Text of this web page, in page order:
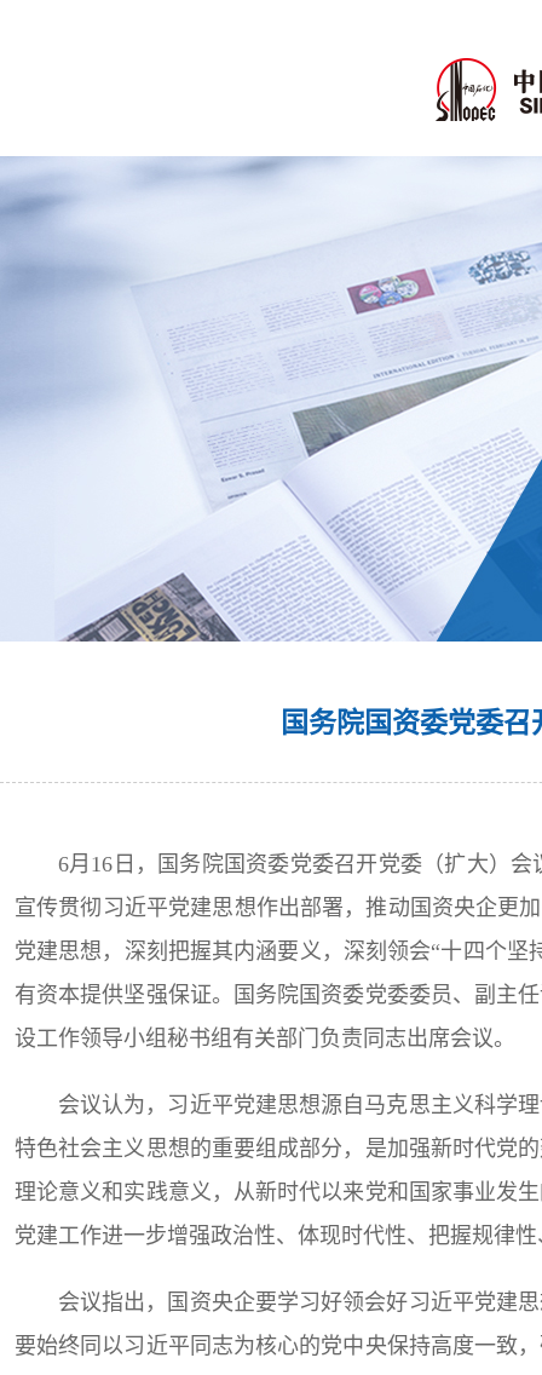
国务院国资委党委
6月16日，国务院国资委党委召开党委（扩大）
宣传贯彻习近平党建思想作出部署，推动国资央企更
党建思想，深刻把握其内涵要义，深刻领会“十四个
有资本提供坚强保证。国务院国资委党委委员、副主
设工作领导小组秘书组有关部门负责同志出席会议。
会议认为，习近平党建思想源自马克思主义科学
特色社会主义思想的重要组成部分，是加强新时代党
理论意义和实践意义，从新时代以来党和国家事业发
党建工作进一步增强政治性、体现时代性、把握规律
会议指出，国资央企要学习好领会好习近平党建
要始终同以习近平同志为核心的党中央保持高度一致